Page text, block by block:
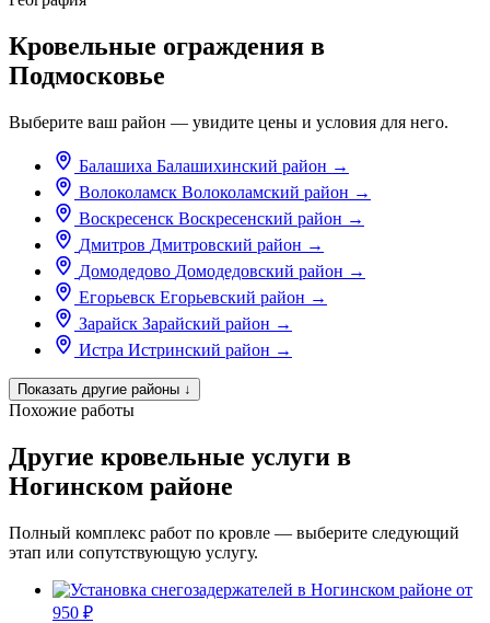
Кровельные ограждения в
Подмосковье
Выберите ваш район — увидите цены и условия для него.
Балашиха Балашихинский район →
Волоколамск Волоколамский район →
Воскресенск Воскресенский район →
Дмитров Дмитровский район →
Домодедово Домодедовский район →
Егорьевск Егорьевский район →
Зарайск Зарайский район →
Истра Истринский район →
Показать другие районы ↓
Похожие работы
Другие кровельные услуги в
Ногинском районе
Полный комплекс работ по кровле — выберите следующий
этап или сопутствующую услугу.
от
950 ₽